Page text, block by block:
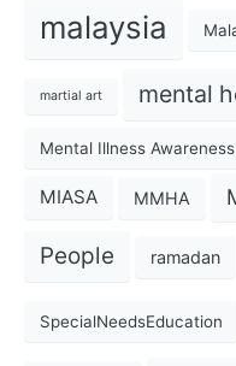
malaysia
martial art mental
Mental Illness
MIASA MMHA
People ramadan
SpecialNeedsEducation